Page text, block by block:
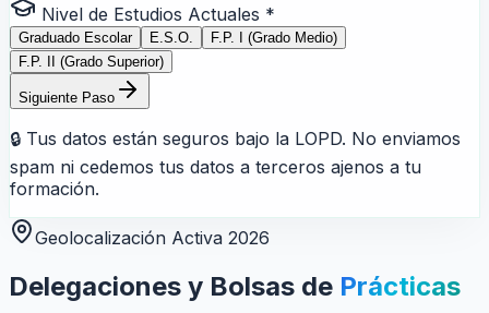
Nivel de Estudios Actuales *
Graduado Escolar E.S.O.
F.P. I (Grado Medio)
F.P. II (Grado Superior)
Siguiente Paso
🔒 Tus datos están seguros bajo la LOPD. No enviamos
spam ni cedemos tus datos a terceros ajenos a tu
formación.
Geolocalización Activa 2026
Delegaciones y Bolsas de Prácticas